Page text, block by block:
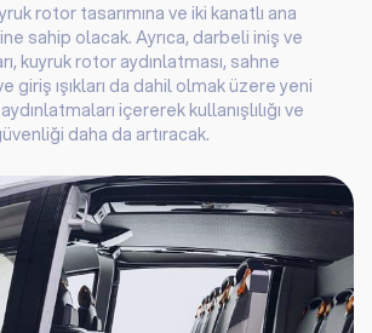
rotor tasarımına ve iki kanatlı ana
sahip olacak. Ayrıca, darbeli iniş ve
kuyruk rotor aydınlatması, sahne
giriş ışıkları da dahil olmak üzere yeni
içererek kullanışlılığı ve
daha da artıracak.